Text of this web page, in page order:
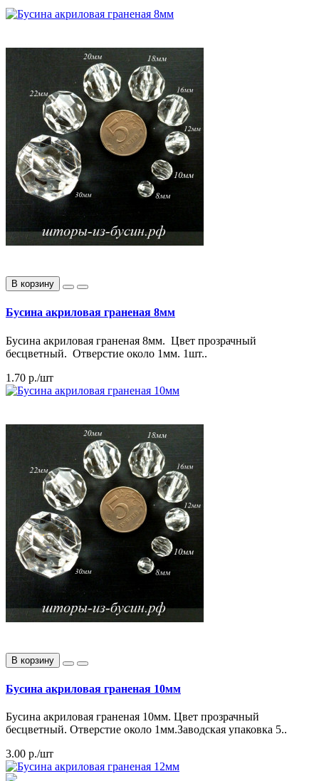
В корзину
Бусина акриловая граненая 8мм
Бусина акриловая граненая 8мм. Цвет прозрачный
бесцветный. Отверстие около 1мм. 1шт..
1.70 р./шт
В корзину
Бусина акриловая граненая 10мм
Бусина акриловая граненая 10мм. Цвет прозрачный
бесцветный. Отверстие около 1мм.Заводская упаковка 5..
3.00 р./шт